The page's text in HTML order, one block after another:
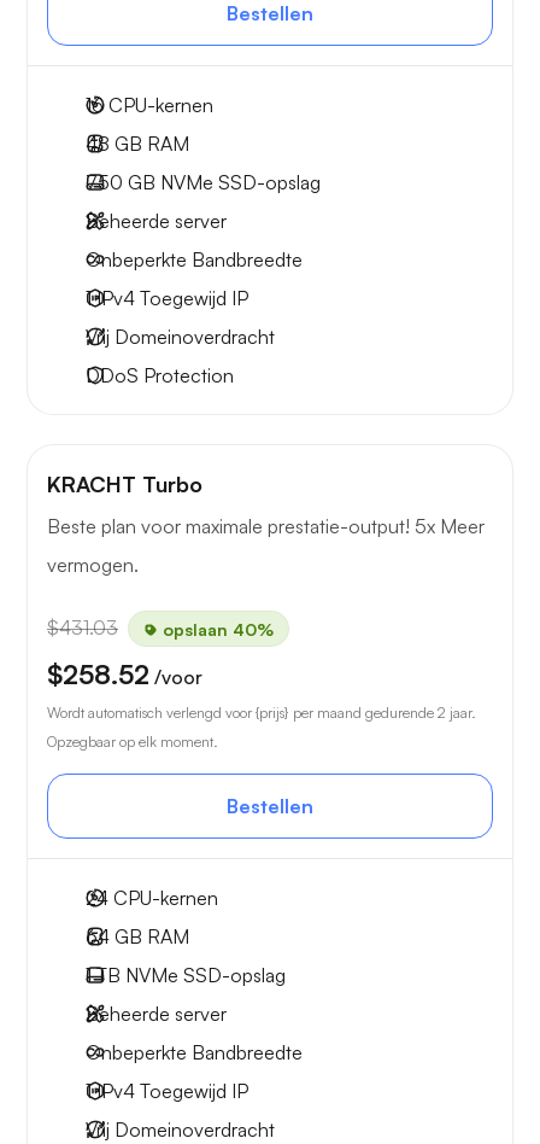
Bestellen
16CPU-kernen
48 GB RAM
750 GB NVMe SSD-opslag
Beheerde server
Onbeperkte Bandbreedte
1 IPv4 Toegewijd IP
Vrij Domeinoverdracht
DDoS Protection
KRACHT Turbo
Beste plan voor maximale prestatie-output! 5x Meer
vermogen.
$431.03 opslaan 40%
$258.52 /voor
Wordt automatisch verlengd voor {prijs} per maand gedurende 2 jaar.
Opzegbaar op elk moment.
Bestellen
24 CPU-kernen
64 GB RAM
1 TB NVMe SSD-opslag
Beheerde server
Onbeperkte Bandbreedte
1 IPv4 Toegewijd IP
Vrij Domeinoverdracht